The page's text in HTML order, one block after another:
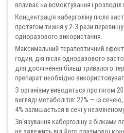
впливає на всмоктування і розподіл
Концентрація каберголіну після
протягом тижня у 2-3 рази
одноразового використання.
Максимальний терапевтичний ефект
годин, дія після одноразового
для досягнення більш тривалого
препарат необхідно
З організму виводиться протягом
вигляді метаболітів: 22% — із
4% залишається в сечі у
Зв'язування каберголіну з білками